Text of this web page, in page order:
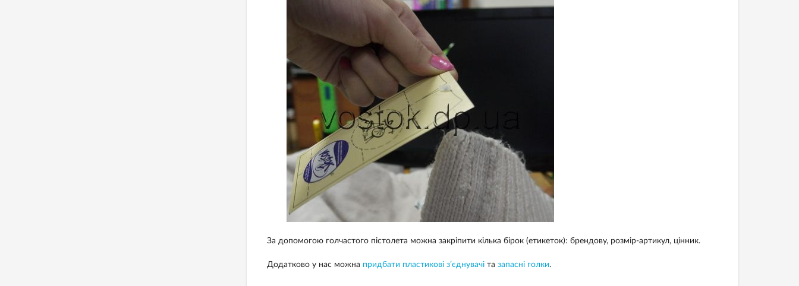
За допомогою голчастого пістолета можна закріпити кілька бірок (етикеток): брендову, розмір-артикул, цінник.
Додатково у нас можна придбати пластикові з’єднувачіта запасні голки.